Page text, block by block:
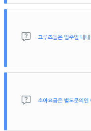
크루즈들은 일주일 내
가능해요. 아네차 세일링 크
소아요금은 별도문의인